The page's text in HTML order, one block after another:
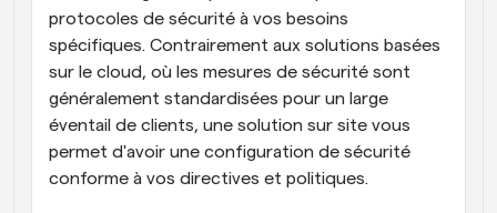
protocoles de sécurité à vos besoins
spécifiques. Contrairement aux solutions basées
sur le cloud, où les mesures de sécurité sont
généralement standardisées pour un large
éventail de clients, une solution sur site vous
permet d'avoir une configuration de sécurité
conforme à vos directives et politiques.